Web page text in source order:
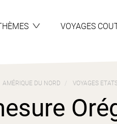
VOYAGES
AMÉRIQUE DU NORD VOYAGES